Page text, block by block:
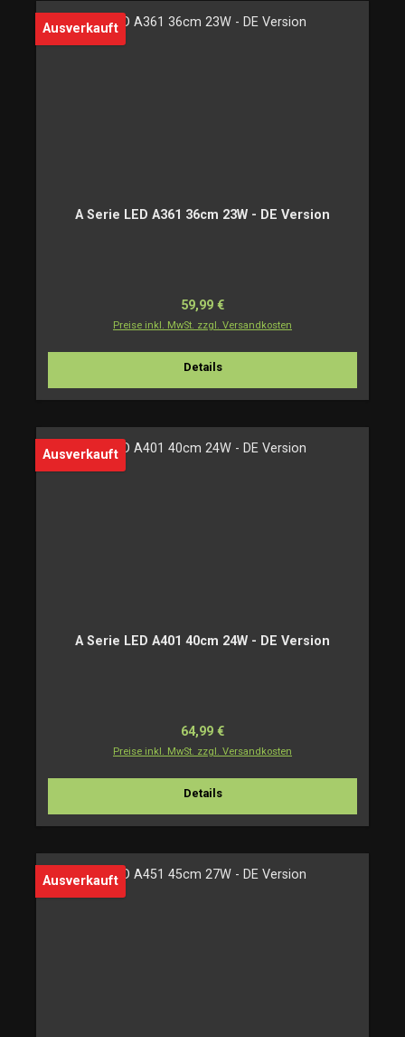
Ausverkauft
A Serie LED A361 36cm 23W - DE Version
Regulärer Preis:
59,99 €
Preise inkl. MwSt. zzgl. Versandkosten
Details
Ausverkauft
A Serie LED A401 40cm 24W - DE Version
Regulärer Preis:
64,99 €
Preise inkl. MwSt. zzgl. Versandkosten
Details
Ausverkauft